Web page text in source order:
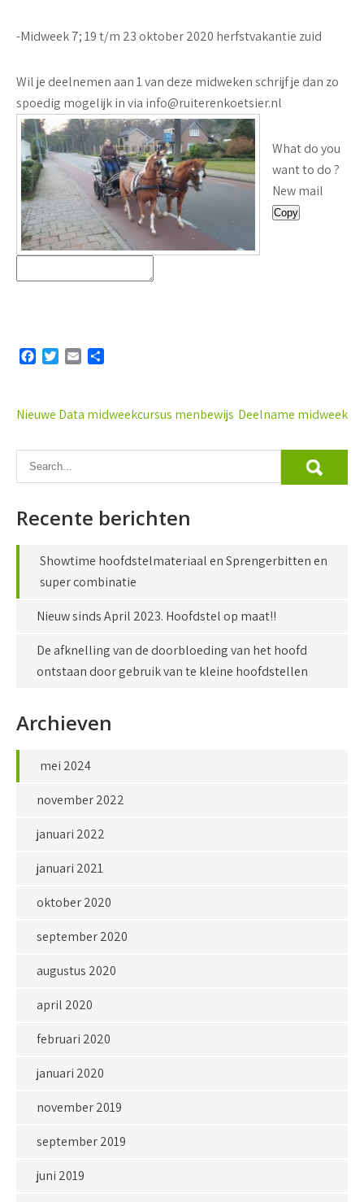
-Midweek 7; 19 t/m 23 oktober 2020 herfstvakantie zuid
Wil je deelnemen aan 1 van deze midweken schrijf je dan zo
spoedig mogelijk in via info@ruiterenkoetsier.nl
What do you
want to do ?
New mail
Copy
b
o
k
T
t
r
E
l
n
Bericht
Nieuwe Data midweekcursus menbewijs Deelname midweek
Recente berichten
Showtime hoofdstelmateriaal en Sprengerbitten en
super combinatie
Nieuw sinds April 2023. Hoofdstel op maat!!
De afknelling van de doorbloeding van het hoofd
ontstaan door gebruik van te kleine hoofdstellen
Archieven
mei 2024
november 2022
januari 2022
januari 2021
oktober 2020
september 2020
augustus 2020
april 2020
februari 2020
januari 2020
november 2019
september 2019
juni 2019